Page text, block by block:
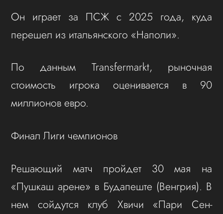
Он играет за ПСЖ с 2025 года, куда
перешел из итальянского «Наполи».
По данным Transfermarkt, рыночная
стоимость игрока оценивается в 90
миллионов евро.
Финал Лиги чемпионов
Решающий матч пройдет 30 мая на
«Пушкаш арене» в Будапеште (Венгрия). В
нем сойдутся клуб Хвичи «Пари Сен-